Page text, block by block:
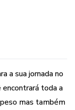
da nutrição
o impacto do
o peso
e estratégias
a sua jornada no
toda a
mas também